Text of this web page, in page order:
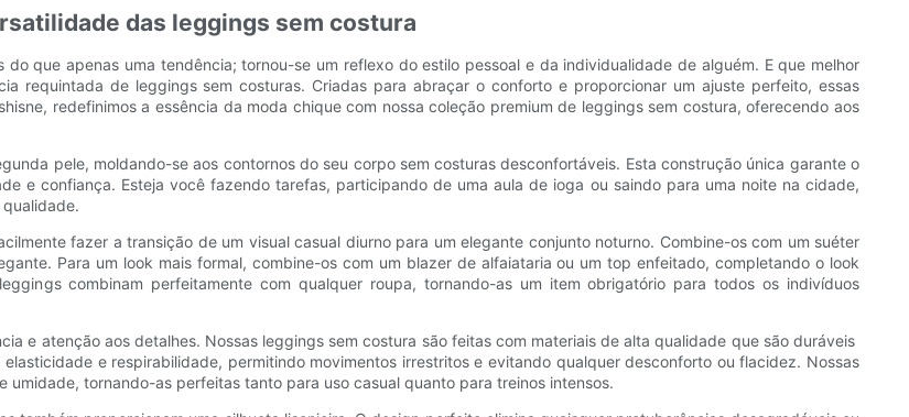
das leggings sem costura
que apenas uma tendência; tornou-se um reflexo do estilo pessoal e da individualidade de alguém. E que melhor
requintada de leggings sem costuras. Criadas para abraçar o conforto e proporcionar um ajuste perfeito, essas
redefinimos a essência da moda chique com nossa coleção premium de leggings sem costura, oferecendo aos
pele, moldando-se aos contornos do seu corpo sem costuras desconfortáveis. Esta construção única garante o
e confiança. Esteja você fazendo tarefas, participando de uma aula de ioga ou saindo para uma noite na cidade,
fazer a transição de um visual casual diurno para um elegante conjunto noturno. Combine-os com um suéter
Para um look mais formal, combine-os com um blazer de alfaiataria ou um top enfeitado, completando o look
combinam perfeitamente com qualquer roupa, tornando-as um item obrigatório para todos os indivíduos
e atenção aos detalhes. Nossas leggings sem costura são feitas com materiais de alta qualidade que são duráveis
e respirabilidade, permitindo movimentos irrestritos e evitando qualquer desconforto ou flacidez. Nossas
tornando-as perfeitas tanto para uso casual quanto para treinos intensos.